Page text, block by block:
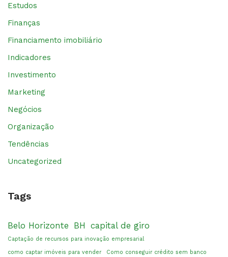
Estudos
Finanças
Financiamento imobiliário
Indicadores
Investimento
Marketing
Negócios
Organização
Tendências
Uncategorized
Tags
Belo Horizonte BH capital de giro
Captação de recursos para inovação empresarial
como captar imóveis para vender
Como conseguir crédito sem banco